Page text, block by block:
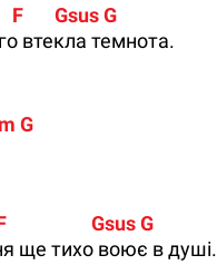
F       Gsus G
втекла темнота.
G
Gsus G
ще тихо воює в душі.